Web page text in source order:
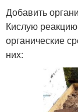
Добавить
Кислую
органические
них: